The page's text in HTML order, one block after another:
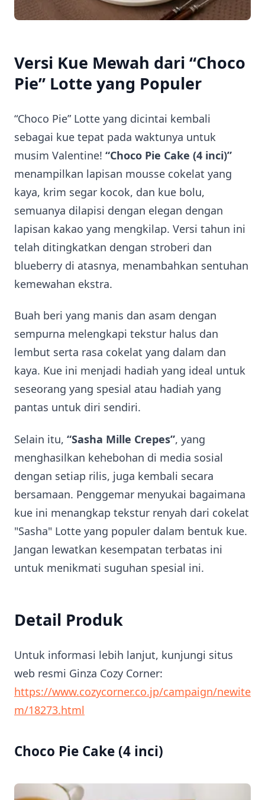
Versi Kue Mewah dari “Choco
Pie” Lotte yang Populer
“Choco Pie” Lotte yang dicintai kembali
sebagai kue tepat pada waktunya untuk
musim Valentine! “Choco Pie Cake (4 inci)”
menampilkan lapisan mousse cokelat yang
kaya, krim segar kocok, dan kue bolu,
semuanya dilapisi dengan elegan dengan
lapisan kakao yang mengkilap. Versi tahun ini
telah ditingkatkan dengan stroberi dan
blueberry di atasnya, menambahkan sentuhan
kemewahan ekstra.
Buah beri yang manis dan asam dengan
sempurna melengkapi tekstur halus dan
lembut serta rasa cokelat yang dalam dan
kaya. Kue ini menjadi hadiah yang ideal untuk
seseorang yang spesial atau hadiah yang
pantas untuk diri sendiri.
Selain itu, “Sasha Mille Crepes”, yang
menghasilkan kehebohan di media sosial
dengan setiap rilis, juga kembali secara
bersamaan. Penggemar menyukai bagaimana
kue ini menangkap tekstur renyah dari cokelat
"Sasha" Lotte yang populer dalam bentuk kue.
Jangan lewatkan kesempatan terbatas ini
untuk menikmati suguhan spesial ini.
Detail Produk
Untuk informasi lebih lanjut, kunjungi situs
web resmi Ginza Cozy Corner:
https://www.cozycorner.co.jp/campaign/newite
m/18273.html
Choco Pie Cake (4 inci)